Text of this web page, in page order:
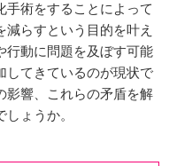
手術をすることによって
らすという目的を叶え
行動に問題を及ぼす可能
してきているのが現状で
影響、これらの矛盾を解
ょうか。